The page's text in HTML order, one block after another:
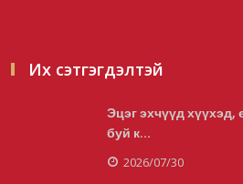
Усны ослоор 59
2026/08/05
Их сэтгэгдэлтэй
Эцэг эхчүүд
буй к...
2026/07/30